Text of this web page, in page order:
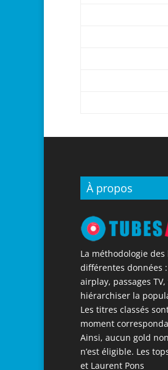
À propos
La méthodologie
différentes données
airplay, passages
hiérarchiser la
Les titres classés
moment
Ainsi, aucun gold
n’est éligible. Les
et Laurent Pons